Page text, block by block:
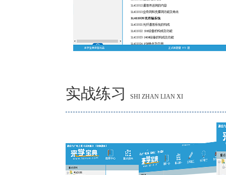
实战练习 SHI ZHAN LIAN XI